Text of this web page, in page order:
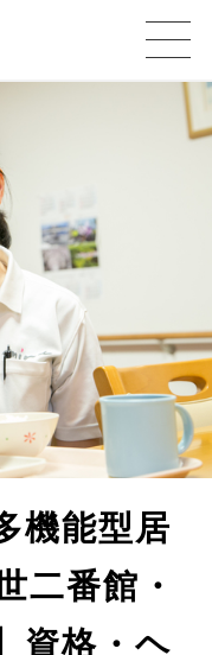
機能型居
二番館・
資格・ヘ